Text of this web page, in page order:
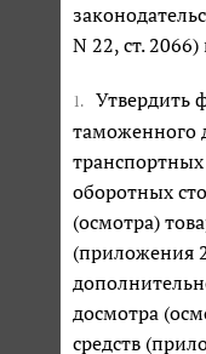
N 22, ст.
1.
Утвердить
таможенного
оборотных
(осмотра)
(приложения
досмотра
средств